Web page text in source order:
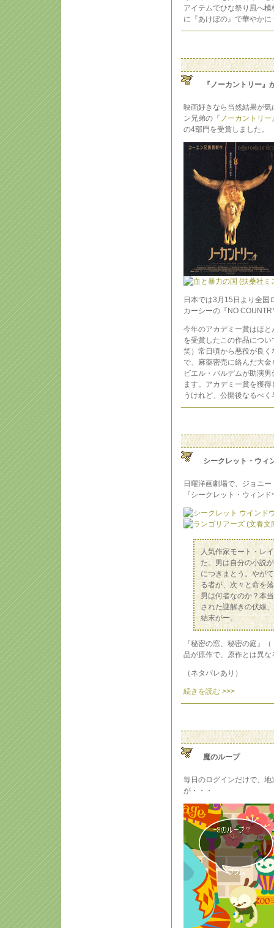
アイテムでひな祭り風へ
に『あけぼの』で華やかに
『ノーカントリー』
映画好きなら当然結果が
ン兄弟の『 ノーカントリー
の4部門を受賞しました。
日本では3月15日より全国
カーシーの『NO
今年のアカデミー賞はほ
を受賞したこの作品につ
笑）常日頃から悪役が良
で、麻薬密売に絡んだ大
ビエル・バルデムが助演
ます。アカデミー賞を獲
うけれど、公開後なるべ
シークレット・ウィ
日曜洋画劇場で、ジョニ
『シークレット・ウィン
人気作家モート・レ
た。男は自分の小説
につきまとう。やが
る者が、次々と命を
男は何者なのか？本
された謎解きの伏線
結末がー。
『秘密の窓、秘密の庭』
品が原作で、原作とは異
（ネタバレあり）
続きを読む >>>
魔のループ
毎日のログインだけで、
が・・・